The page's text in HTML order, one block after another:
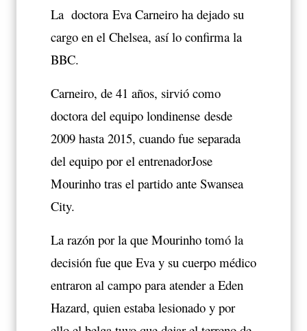
La doctora Eva Carneiro ha dejado su
cargo en el Chelsea, así lo confirma la
BBC.
Carneiro, de 41 años, sirvió como
doctora del equipo londinense desde
2009 hasta 2015, cuando fue separada
del equipo por el entrenadorJose
Mourinho tras el partido ante Swansea
City.
La razón por la que Mourinho tomó la
decisión fue que Eva y su cuerpo médico
entraron al campo para atender a Eden
Hazard, quien estaba lesionado y por